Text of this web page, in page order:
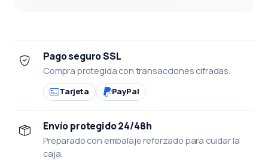
Pago seguro SSL
Compra protegida con transacciones cifradas.
Tarjeta PayPal
Envío protegido 24/48h
Preparado con embalaje reforzado para cuidar la
caja.